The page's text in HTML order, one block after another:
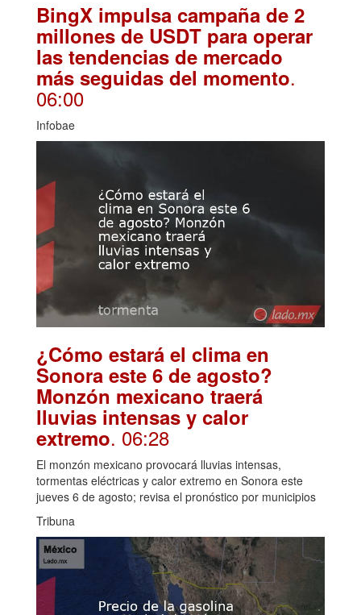
BingX impulsa campaña de 2
millones de USDT para operar
las tendencias de mercado
más seguidas del momento.
06:00
Infobae
¿Cómo estará el clima en
Sonora este 6 de agosto?
Monzón mexicano traerá
lluvias intensas y calor
extremo. 06:28
El monzón mexicano provocará lluvias intensas,
tormentas eléctricas y calor extremo en Sonora este
jueves 6 de agosto; revisa el pronóstico por municipios
Tribuna